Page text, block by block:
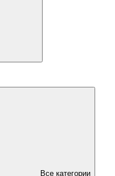
Все категории